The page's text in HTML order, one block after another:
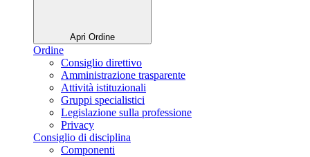
Apri Ordine
Ordine
Consiglio direttivo
Amministrazione trasparente
Attività istituzionali
Gruppi specialistici
Legislazione sulla professione
Privacy
Consiglio di disciplina
Componenti